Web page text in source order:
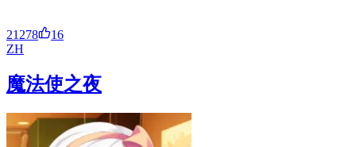
21278
16
ZH
魔法使之夜